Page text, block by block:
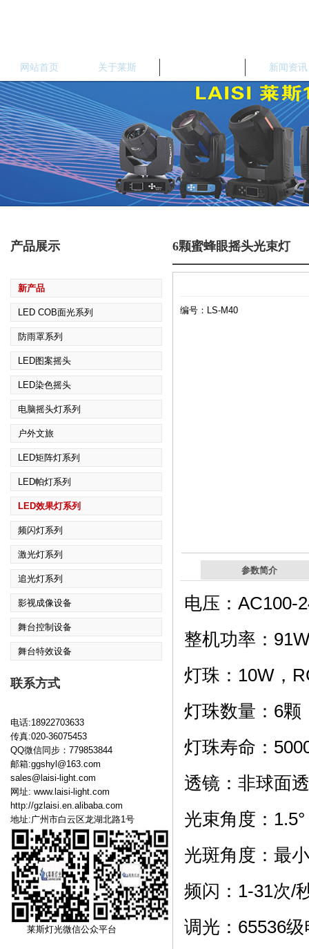
网站首页 关于莱斯 新闻资讯
产品展示
新产品
LED COB面光系列
防雨罩系列
LED图案摇头
LED染色摇头
电脑摇头灯系列
户外文旅
LED矩阵灯系列
LED帕灯系列
LED效果灯系列
频闪灯系列
激光灯系列
追光灯系列
影视成像设备
舞台控制设备
舞台特效设备
联系方式
电话:18922703633
传真:020-36075453
QQ微信同步：779853844
邮箱:ggshyl@163.com
sales@laisi-light.com
网址: www.laisi-light.com
http://gzlaisi.en.alibaba.com
地址:广州市白云区龙湖北路1号
莱斯灯光微信公众平台
6颗蜜蜂眼摇头光束灯
编号：LS-M40
参数简介
电压：AC100-
整机功率：
灯珠：10W，
灯珠数量：6颗
灯珠寿命：
透镜：非球面
光束角度：1.5°
光斑角度：最
频闪：1-31次/
调光：65536